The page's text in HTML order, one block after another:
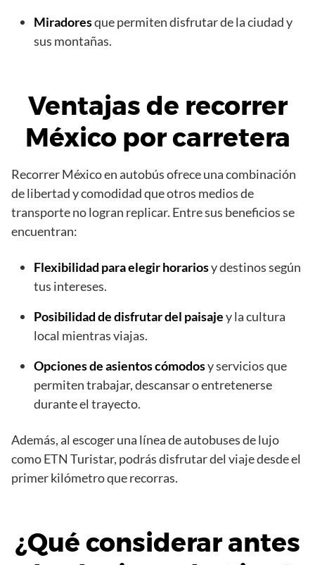
Miradoresque permiten disfrutar de la ciudad y
sus montañas.
Ventajas de recorrer
México por carretera
Recorrer México en autobús ofrece una combinación
de libertad y comodidad que otros medios de
transporte no logran replicar. Entre sus beneficios se
encuentran:
Flexibilidad para elegir horariosy destinos según
tus intereses.
Posibilidad de disfrutar del paisajey la cultura
local mientras viajas.
Opciones de asientos cómodosy servicios que
permiten trabajar, descansar o entretenerse
durante el trayecto.
Además, al escoger una línea de autobuses de lujo
como ETN Turistar, podrás disfrutar del viaje desde el
primer kilómetro que recorras.
¿Qué considerar antes